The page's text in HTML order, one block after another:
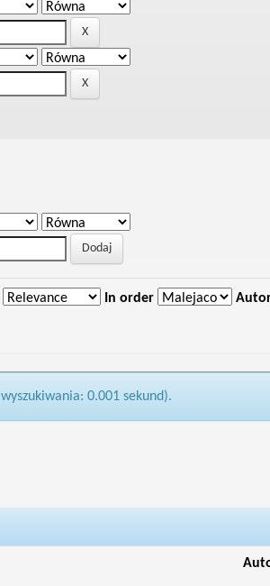
In order
0.001 sekund).